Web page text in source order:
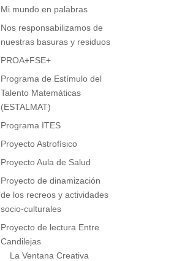
Mi mundo en palabras
Nos responsabilizamos de
nuestras basuras y residuos
PROA+FSE+
Programa de Estímulo del
Talento Matemáticas
(ESTALMAT)
Programa ITES
Proyecto Astrofísico
Proyecto Aula de Salud
Proyecto de dinamización
de los recreos y actividades
socio-culturales
Proyecto de lectura Entre
Candilejas
La Ventana Creativa